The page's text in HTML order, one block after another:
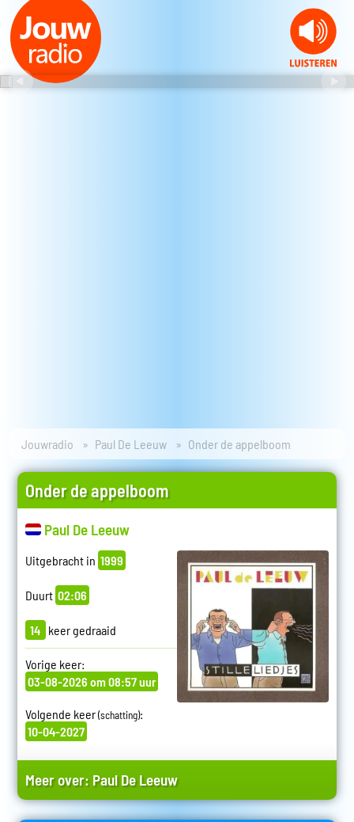
Jouwradio Paul De Leeuw Onder de appelboom
Onder de appelboom
Paul De Leeuw
Uitgebracht in 1999
Duurt 02:06
14 keer gedraaid
Vorige keer:
03-08-2026 om 08:57 uur
Volgende keer(schatting):
10-04-2027
Meer over: Paul De Leeuw